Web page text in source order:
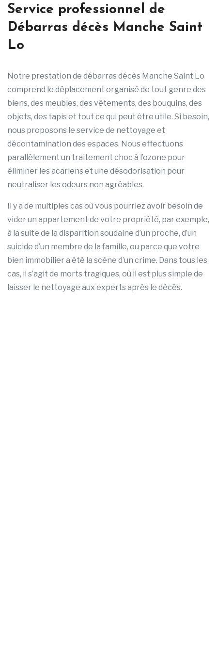
Service professionnel de
Débarras décès Manche Saint
Lo
Notre prestation de débarras décès Manche Saint Lo
comprend le déplacement organisé de tout genre des
biens, des meubles, des vêtements, des bouquins, des
objets, des tapis et tout ce qui peut être utile. Si besoin,
nous proposons le service de nettoyage et
décontamination des espaces. Nous effectuons
parallèlement un traitement choc à l’ozone pour
éliminer les acariens et une désodorisation pour
neutraliser les odeurs non agréables.
Il y a de multiples cas où vous pourriez avoir besoin de
vider un appartement de votre propriété, par exemple,
à la suite de la disparition soudaine d’un proche, d’un
suicide d’un membre de la famille, ou parce que votre
bien immobilier a été la scène d’un crime. Dans tous les
cas, il s’agit de morts tragiques, où il est plus simple de
laisser le nettoyage aux experts après le décès.